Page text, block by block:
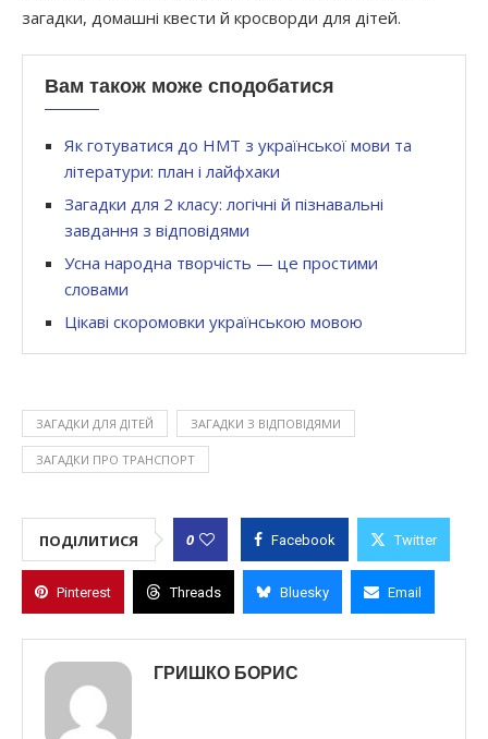
загадки, домашні квести й кросворди для дітей.
Вам також може сподобатися
Як готуватися до НМТ з української мови та
літератури: план і лайфхаки
Загадки для 2 класу: логічні й пізнавальні
завдання з відповідями
Усна народна творчість — це простими
словами
Цікаві скоромовки українською мовою
ЗАГАДКИ ДЛЯ ДІТЕЙ ЗАГАДКИ З ВІДПОВІДЯМИ
ЗАГАДКИ ПРО ТРАНСПОРТ
ПОДІЛИТИСЯ 0 Facebook Twitter
Pinterest Threads Bluesky Email
ГРИШКО БОРИС